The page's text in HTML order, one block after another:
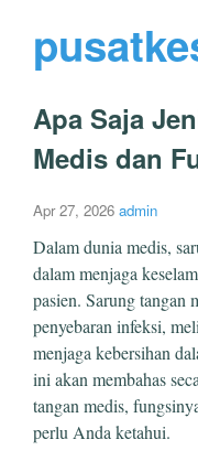
Apa Saja
Medis dan
Apr 27, 2026 admin
Dalam dunia medis,
dalam menjaga
pasien. Sarung tangan
penyebaran infeksi,
menjaga kebersihan
ini akan membahas
tangan medis,
perlu Anda ketahui.